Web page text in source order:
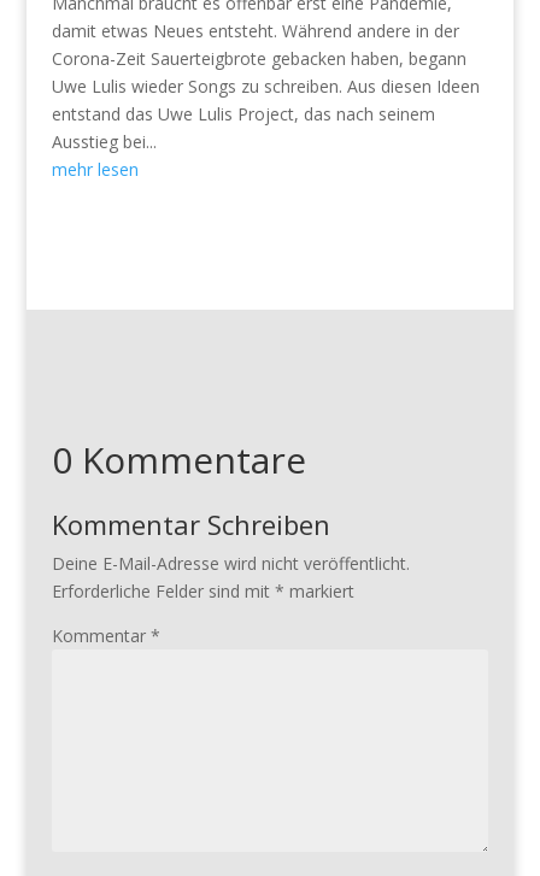
damit etwas Neues entsteht. Während andere in der
Corona-Zeit Sauerteigbrote gebacken haben, begann
Uwe Lulis wieder Songs zu schreiben. Aus diesen Ideen
entstand das Uwe Lulis Project, das nach seinem
Ausstieg bei...
mehr lesen
0 Kommentare
Kommentar Schreiben
Deine E-Mail-Adresse wird nicht veröffentlicht.
Erforderliche Felder sind mit * markiert
Kommentar *